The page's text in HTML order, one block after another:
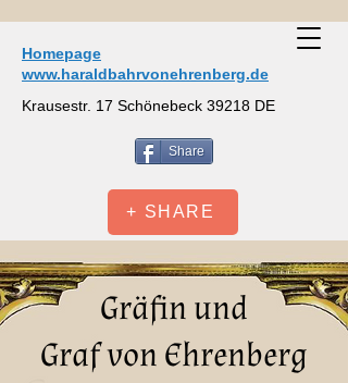
Homepage
www.haraldbahrvonehrenberg.de
Krausestr. 17 Schönebeck 39218 DE
Share
+ SHARE
Gräfin und
Graf von Ehrenberg